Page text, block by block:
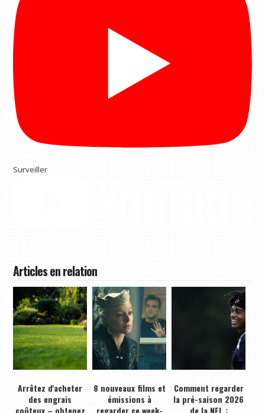
Surveiller
Articles en relation
Arrêtez d'acheter
des engrais
coûteux – obtenez
8 nouveaux films et
émissions à
regarder ce week-
Comment regarder
la pré-saison 2026
de la NFL :